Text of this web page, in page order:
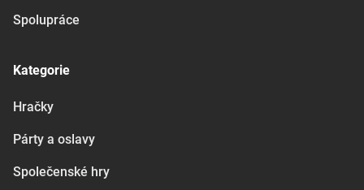
Spolupráce
Kategorie
Hračky
Párty a oslavy
Společenské hry